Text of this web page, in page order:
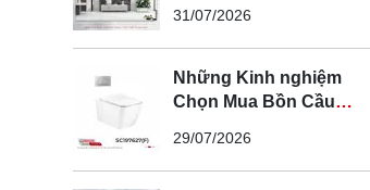
Gian Hiện Đại
31/07/2026
Những Kinh nghiệm
Chọn Mua Bồn Cầu
29/07/2026